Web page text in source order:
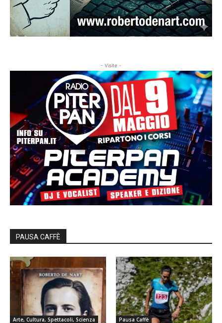
- Visite -
PAUSA CAFFÈ
Arte, Cultura, Spettacoli, Scienza Pausa Caffè